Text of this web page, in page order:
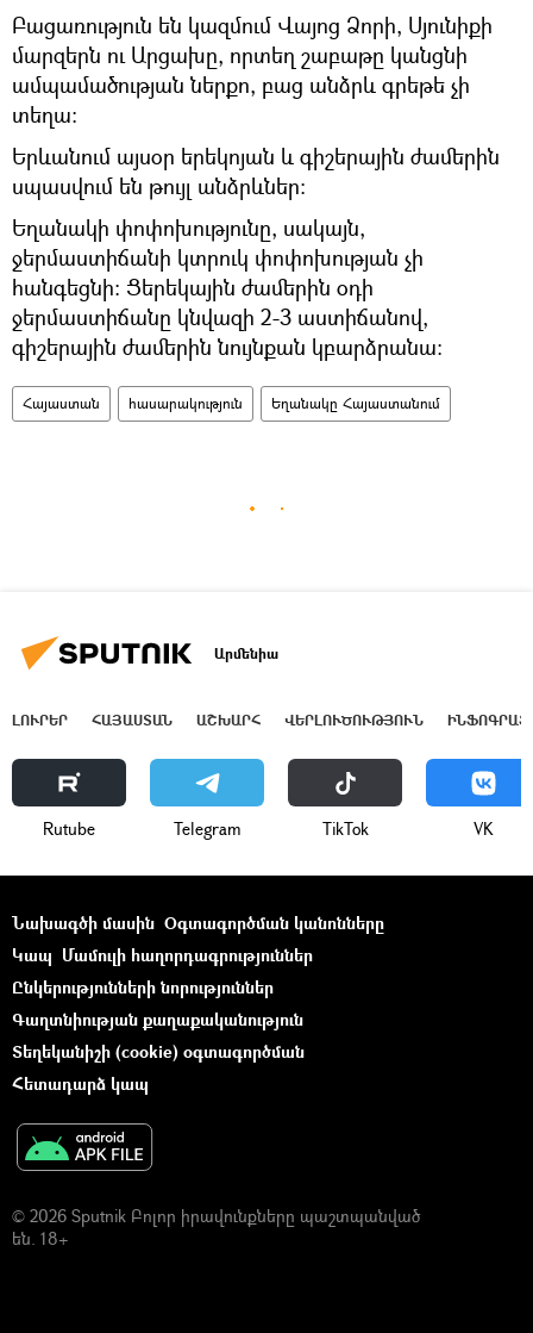
Բացառություն են կազմում Վայոց Ձորի, Սյունիքի
մարզերն ու Արցախը, որտեղ շաբաթը կանցնի
ամպամածության ներքո, բաց անձրև գրեթե չի
տեղա։
Երևանում այսօր երեկոյան և գիշերային ժամերին
սպասվում են թույլ անձրևներ։
Եղանակի փոփոխությունը, սակայն,
ջերմաստիճանի կտրուկ փոփոխության չի
հանգեցնի։ Ցերեկային ժամերին օդի
ջերմաստիճանը կնվազի 2-3 աստիճանով,
գիշերային ժամերին նույնքան կբարձրանա։
Հայաստան հասարակություն Եղանակը Հայաստանում
Արմենիա
ԼՈՒՐԵՐ ՀԱՅԱՍՏԱՆ ԱՇԽԱՐՀ ՎԵՐԼՈՒԾՈՒԹՅՈՒՆ
Rutube Telegram ТikТоk VK
Նախագծի մասին Օգտագործման կանոնները
Կապ Մամուլի հաղորդագրություններ
Ընկերությունների նորություններ
Գաղտնիության քաղաքականություն
Տեղեկանիշի (cookie) օգտագործման
Հետադարձ կապ
© 2026 Sputnik Բոլոր իրավունքները պաշտպանված
են. 18+